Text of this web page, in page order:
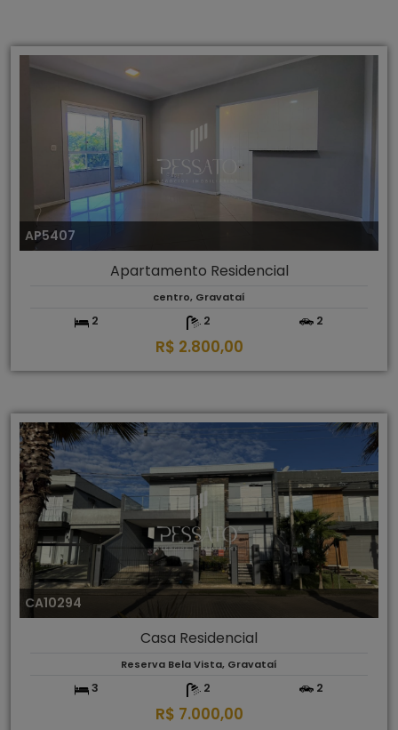
AP5407
Apartamento Residencial
centro, Gravataí
2 2 2
R$ 2.800,00
CA10294
Casa Residencial
Reserva Bela Vista, Gravataí
3 2 2
R$ 7.000,00